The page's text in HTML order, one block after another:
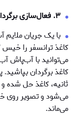
۳. فعال‌سازی برگردان با آب
با یک جریان
کاغذ ترانسفر را خیس
می‌توانید با آب‌پاش
کاغذ برگردان
ثانیه، کاغذ حل
می‌شود و تصویر روی
می‌ماند.